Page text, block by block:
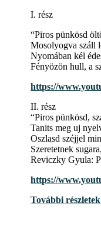
I. rész
“Piros pünkösd
Mosolyogva száll
Nyomában kél
Fényözön hull, a
https://
II. rész
“Piros pünkösd,
Tanits meg uj
Oszlasd széjjel
Szeretetnek
Reviczky Gyula:
https://
További részletek